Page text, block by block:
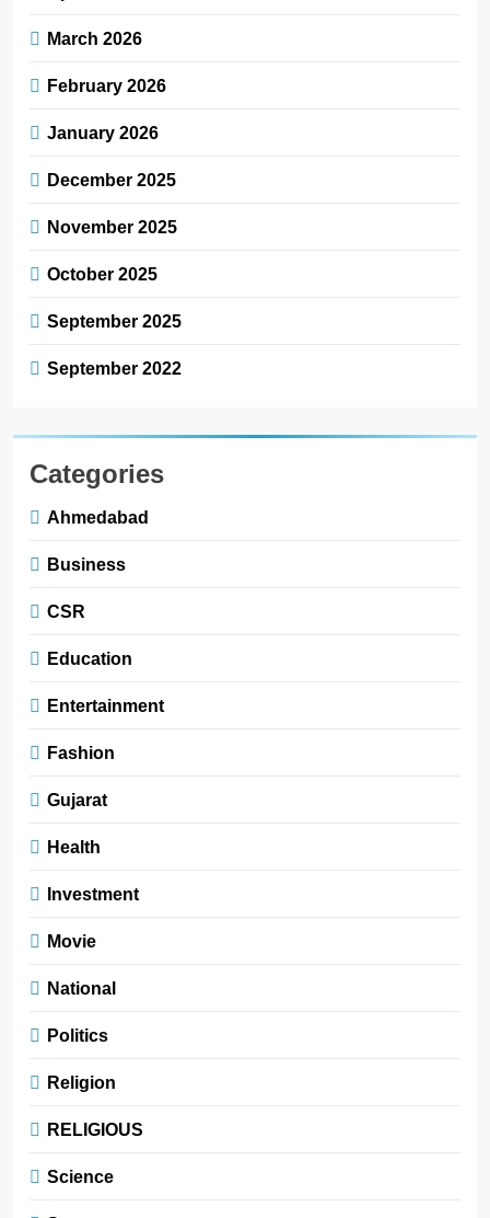
March 2026
February 2026
January 2026
December 2025
November 2025
October 2025
September 2025
September 2022
Categories
Ahmedabad
Business
CSR
Education
Entertainment
Fashion
Gujarat
Health
Investment
Movie
National
Politics
Religion
RELIGIOUS
Science